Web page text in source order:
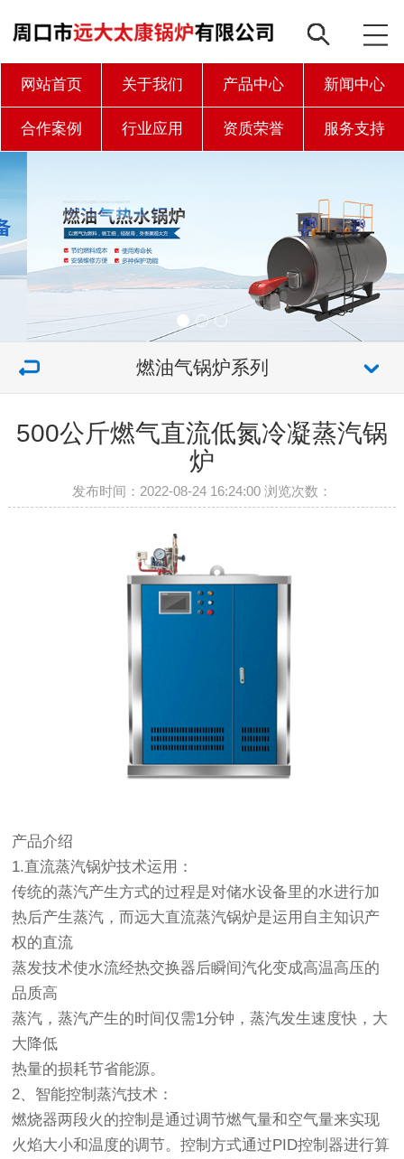
网站首页 关于我们 产品中心 新闻中心
合作案例 行业应用 资质荣誉 服务支持
联系我们
燃油气锅炉系列
500公斤燃气直流低氮冷凝蒸汽锅
炉
发布时间：2022-08-24 16:24:00 浏览次数：
产品介绍
1.直流蒸汽锅炉技术运用：
传统的蒸汽产生方式的过程是对储水设备里的水进行加
热后产生蒸汽，而远大直流蒸汽锅炉是运用自主知识产
权的直流
蒸发技术使水流经热交换器后瞬间汽化变成高温高压的
品质高
蒸汽，蒸汽产生的时间仅需1分钟，蒸汽发生速度快，大
大降低
热量的损耗节省能源。
2、智能控制蒸汽技术：
燃烧器两段火的控制是通过调节燃气量和空气量来实现
火焰大小和温度的调节。控制方式通过PID控制器进行算